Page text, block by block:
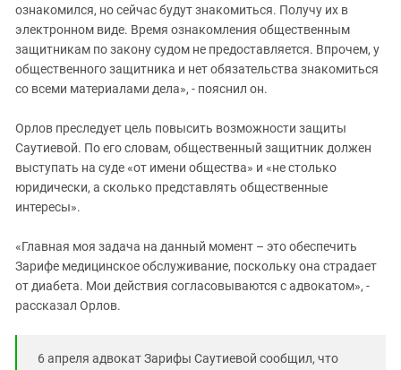
ознакомился, но сейчас будут знакомиться. Получу их в
электронном виде. Время ознакомления общественным
защитникам по закону судом не предоставляется. Впрочем, у
общественного защитника и нет обязательства знакомиться
со всеми материалами дела», - пояснил он.
Орлов преследует цель повысить возможности защиты
Саутиевой. По его словам, общественный защитник должен
выступать на суде «от имени общества» и «не столько
юридически, а сколько представлять общественные
интересы».
«Главная моя задача на данный момент – это обеспечить
Зарифе медицинское обслуживание, поскольку она страдает
от диабета. Мои действия согласовываются с адвокатом», -
рассказал Орлов.
6 апреля адвокат Зарифы Саутиевой сообщил, что